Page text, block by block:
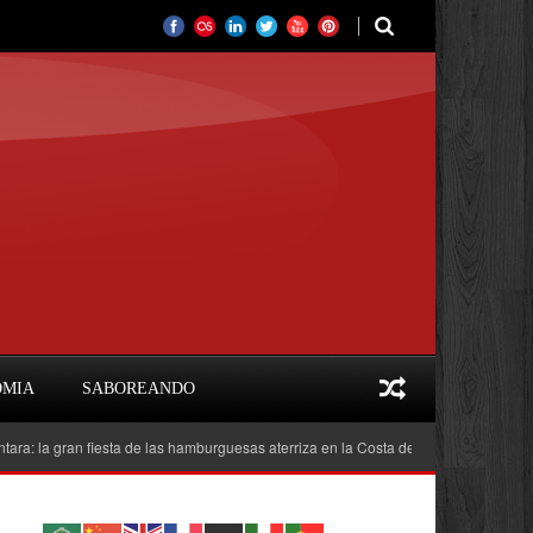
SABOREANDO
de las hamburguesas aterriza en la Costa del Sol Feria del Libro